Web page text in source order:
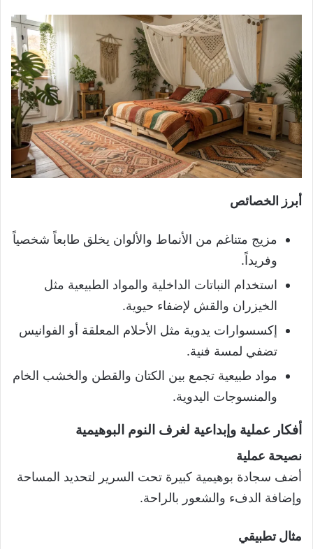
أبرز الخصائص
مزيج متناغم من الأنماط والألوان يخلق طابعاً شخصياً
وفريداً.
استخدام النباتات الداخلية والمواد الطبيعية مثل
الخيزران والقش لإضفاء حيوية.
إكسسوارات يدوية مثل الأحلام المعلقة أو الفوانيس
تضفي لمسة فنية.
مواد طبيعية تجمع بين الكتان والقطن والخشب الخام
والمنسوجات اليدوية.
أفكار عملية وإبداعية لغرف النوم البوهيمية
نصيحة عملية
أضف سجادة بوهيمية كبيرة تحت السرير لتحديد المساحة
وإضافة الدفء والشعور بالراحة.
مثال تطبيقي